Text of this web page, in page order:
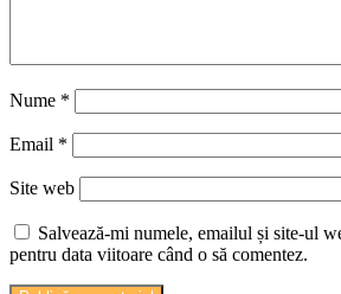
Nume *
Email *
Site web
Salvează-mi numele, emailul și site-ul
pentru data viitoare când o să comentez.